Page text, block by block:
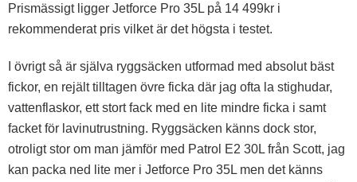
Prismässigt ligger Jetforce Pro 35L på 14 499kr i
rekommenderat pris vilket är det högsta i testet.
I övrigt så är själva ryggsäcken utformad med absolut bäst
fickor, en rejält tilltagen övre ficka där jag ofta la stighudar,
vattenflaskor, ett stort fack med en lite mindre ficka i samt
facket för lavinutrustning. Ryggsäcken känns dock stor,
otroligt stor om man jämför med Patrol E2 30L från Scott, jag
kan packa ned lite mer i Jetforce Pro 35L men det känns